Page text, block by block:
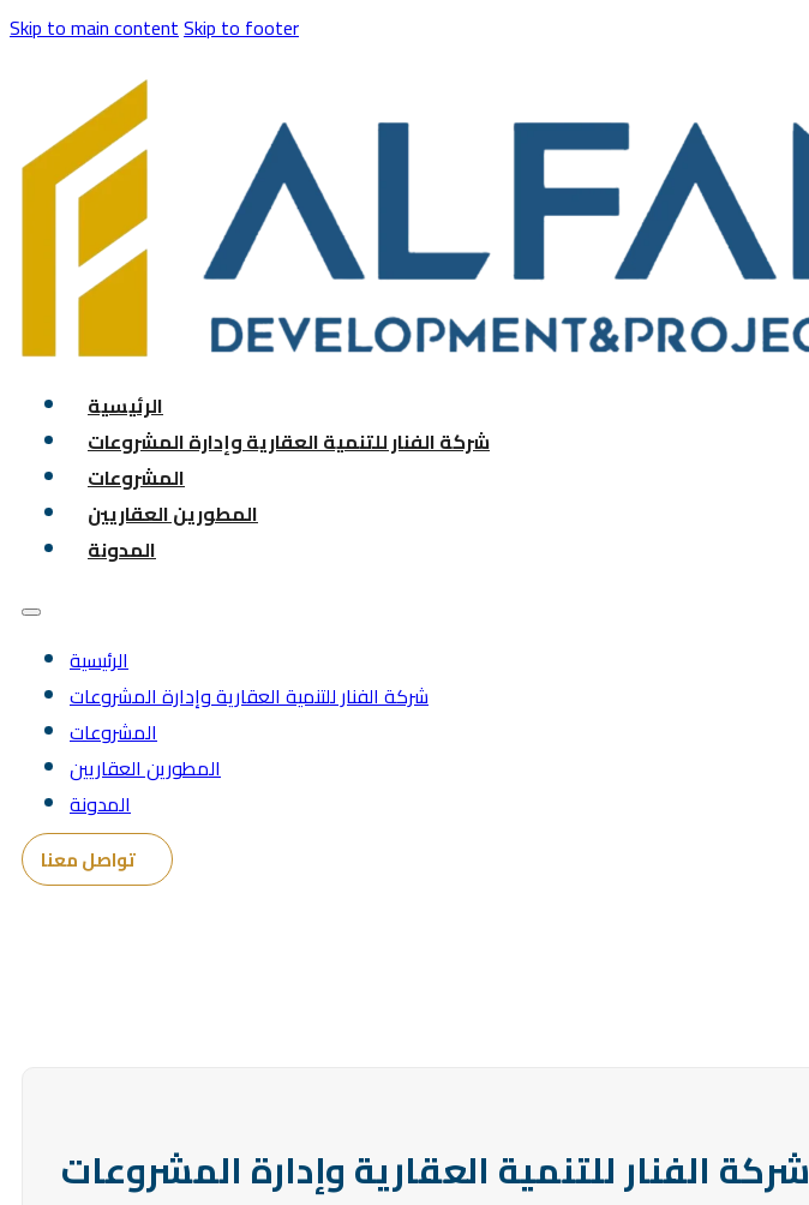
Skip to main contentSkip to footer
الرئيسية
شركة الفنار للتنمية العقارية وإدارة المشروعات
المشروعات
المطورين العقاريين
المدونة
الرئيسية
شركة الفنار للتنمية العقارية وإدارة المشروعات
المشروعات
المطورين العقاريين
المدونة
تواصل معنا
شركة الفنار للتنمية العقارية وإدارة المشروعات